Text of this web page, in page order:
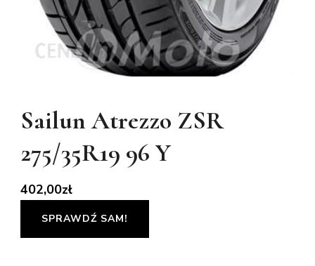
Sailun Atrezzo ZSR
275/35R19 96 Y
402,00zł
SPRAWDŹ SAM!